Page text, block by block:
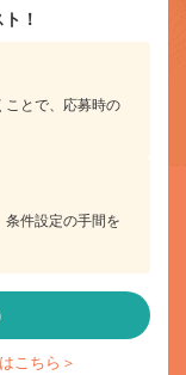
！
ことで、応募時の
条件設定の手間を
こちら＞